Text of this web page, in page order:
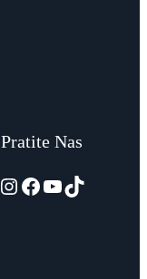
Pratite Nas
automarket015
Facebook
YouTube
TikTok